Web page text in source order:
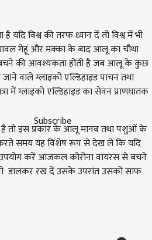
Subscribe
विश्व की तरफ ध्यान दें तो विश्व में भी
गेहूं और मक्का के बाद आलू का चौथा
बचने की आवश्यकता होती है जब आलू के कुछ
वाले ग्लाइको एल्डिहाइड पाचन तथा
में ग्लाइको एल्डिहाइड का सेवन प्राणघातक
है तो इस प्रकार के आलू मानव तथा पशुओं के
करते समय यह विशेष रूप से देख लें कि यदि
करें आजकल कोरोना वायरस से बचने
डालकर रख दें उसके उपरांत उसको साफ